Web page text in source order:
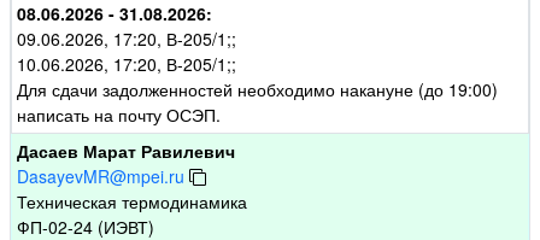
08.06.2026 - 31.08.2026:
09.06.2026, 17:20, В-205/1;;
10.06.2026, 17:20, В-205/1;;
Для сдачи задолженностей необходимо накануне (до 19:00)
написать на почту ОСЭП.
Дасаев Марат Равилевич
DasayevMR@mpei.ru
Техническая термодинамика
ФП-02-24 (ИЭВТ)